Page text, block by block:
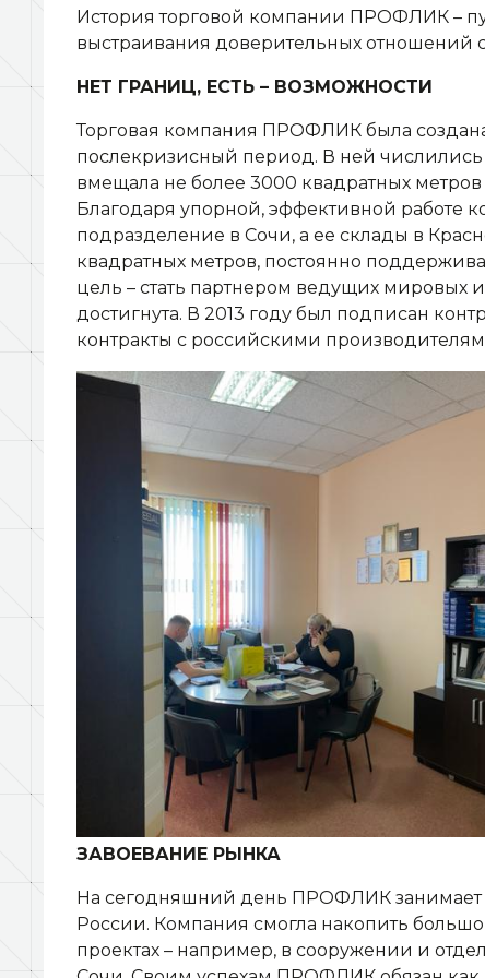
История торговой компании ПРОФЛИК –
выстраивания доверительных отношений
НЕТ ГРАНИЦ, ЕСТЬ – ВОЗМОЖНОСТИ
Торговая компания ПРОФЛИК была
послекризисный период. В ней числились
вмещала не более 3000 квадратных метров
Благодаря упорной, эффективной работе
подразделение в Сочи, а ее склады в
квадратных метров, постоянно
цель – стать партнером ведущих мировых
достигнута. В 2013 году был подписан
контракты с российскими
ЗАВОЕВАНИЕ РЫНКА
На сегодняшний день ПРОФЛИК занимает
России. Компания смогла накопить
проектах – например, в сооружении и